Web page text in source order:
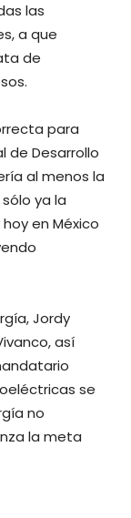
las
a que
de
para
de Desarrollo
al menos la
ya la
en México
Jordy
así
se
no
la meta